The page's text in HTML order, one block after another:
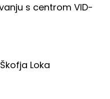
s centrom VID-
Loka